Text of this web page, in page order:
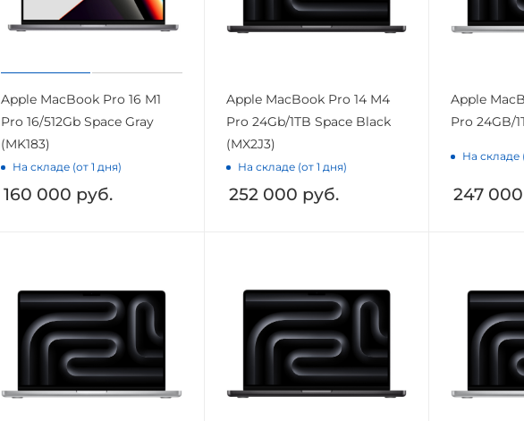
Apple MacBook Pro 16 M1
Pro 16/512Gb Space Gray
(MK183)
На складе (от 1 дня)
160 000 руб.
Apple MacBook Pro 14 M4
Pro 24Gb/1TB Space Black
(MX2J3)
На складе (от 1 дня)
252 000 руб.
Apple
Pro 24GB/
На складе
247 000